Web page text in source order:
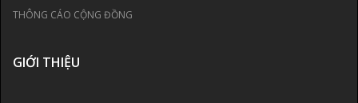
THÔNG CÁO CỘNG ĐỒNG
GIỚI THIỆU